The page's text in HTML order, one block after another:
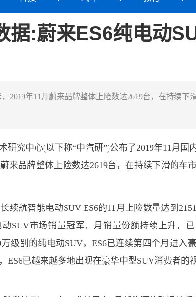
据:蔚来ES6纯电动
2019年11月蔚来品牌整体上险数达2619台，在持续下
研究中心(以下称“中汽研”)公布了2019年11月国
来品牌整体上险数达2619台，在持续下滑的车
续航智能电动SUV ES6的11月上险数量达到
动SUV市场销量冠军，月销量份额持续上升，
级别的纯电动SUV，ES6已连续第四个月进入
ES6已越来越多地出现在豪华中型SUV消费者的